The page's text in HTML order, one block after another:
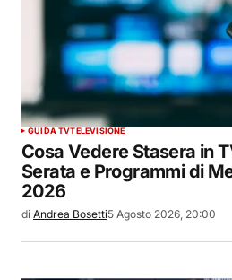
GUIDA TVTELEVISIONE
Cosa Vedere Stasera in
Serata e Programmi di
2026
di Andrea Bosetti5 Agosto 2026, 20:00